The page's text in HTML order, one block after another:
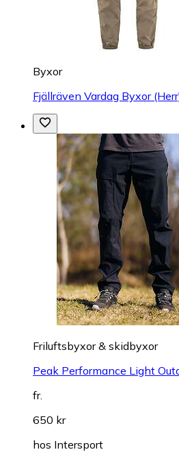
Byxor
Fjällräven Vardag Byxor
Friluftsbyxor & skidbyxor
Peak Performance Light
fr.
650 kr
hos Intersport